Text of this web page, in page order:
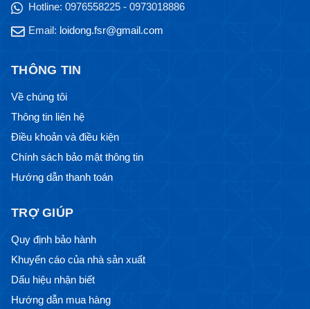
Hotline: 0976558225 - 0973018886
Email: loidong.fsr@gmail.com
THÔNG TIN
Về chúng tôi
Thông tin liên hệ
Điều khoản và điều kiện
Chính sách bảo mật thông tin
Hướng dẫn thanh toán
TRỢ GIÚP
Quy định bảo hành
Khuyến cáo của nhà sản xuất
Dấu hiệu nhận biết
Hướng dẫn mua hàng